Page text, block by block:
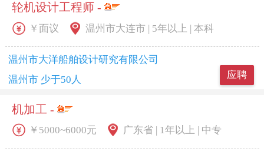
轮机设计工程师 -
应聘
￥面议 温州市大连市 | 5年以上 | 本科
温州市大洋船舶设计研究有限公司
温州市 少于50人
机加工 -
￥5000~6000元 广东省 | 1年以上 | 中专